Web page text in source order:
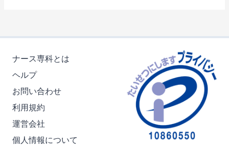
ナース専科とは
ヘルプ
お問い合わせ
利用規約
運営会社
個人情報について